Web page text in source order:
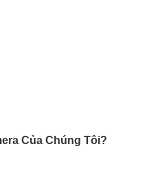
Của Chúng Tôi?